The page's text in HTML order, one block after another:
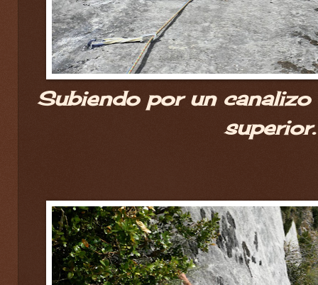
Subiendo por un canalizo